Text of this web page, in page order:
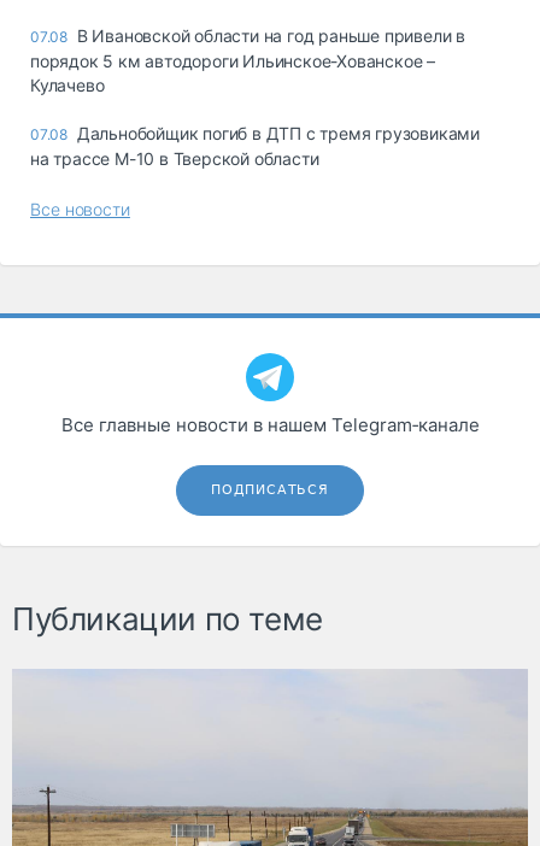
07.08 В Ивановской области на год раньше привели в
порядок 5 км автодороги Ильинское-Хованское –
Кулачево
07.08 Дальнобойщик погиб в ДТП с тремя грузовиками
на трассе М-10 в Тверской области
Все новости
Все главные новости в нашем Telegram‑канале
ПОДПИСАТЬСЯ
Публикации по теме